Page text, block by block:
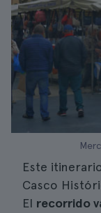
Este
Casco
El recorrido